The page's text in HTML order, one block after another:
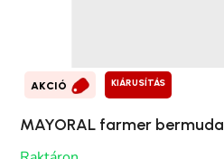
AKCIÓ KIÁRUSÍTÁS
MAYORAL farmer bermuda